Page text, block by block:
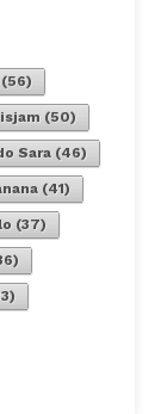
(56)
(50)
Sara(46)
(41)
(37)